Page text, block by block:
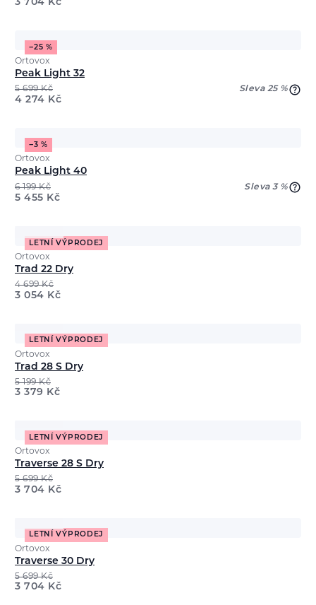
3 704 Kč
−25 %
Ortovox
Peak Light 32
5 699Kč Sleva 25 %
4 274 Kč
−3 %
Ortovox
Peak Light 40
6 199Kč Sleva 3 %
5 455 Kč
LETNÍ VÝPRODEJ
Ortovox
Trad 22 Dry
4 699Kč
3 054 Kč
LETNÍ VÝPRODEJ
Ortovox
Trad 28 S Dry
5 199Kč
3 379 Kč
LETNÍ VÝPRODEJ
Ortovox
Traverse 28 S Dry
5 699Kč
3 704 Kč
LETNÍ VÝPRODEJ
Ortovox
Traverse 30 Dry
5 699Kč
3 704 Kč